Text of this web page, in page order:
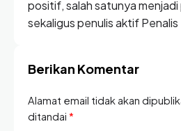
positif, salah satunya
sekaligus penulis aktif Penalis
Berikan Komentar
Alamat email tidak akan
ditandai *